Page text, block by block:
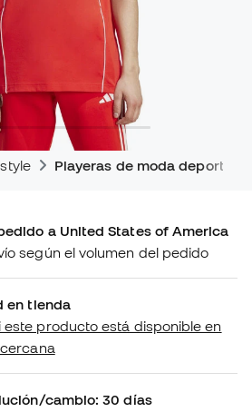
Playeras de moda deportiva
a United States of America
según el volumen del pedido
en tienda
producto está disponible en
cambio: 30 días